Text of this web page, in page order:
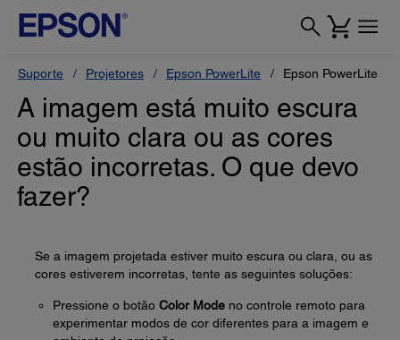
Suporte Projetores Epson PowerLite Epson PowerLite
A imagem está muito escura
ou muito clara ou as cores
estão incorretas. O que devo
fazer?
Se a imagem projetada estiver muito escura ou clara, ou as
cores estiverem incorretas, tente as seguintes soluções:
Pressione o botão Color Mode no controle remoto para
experimentar modos de cor diferentes para a imagem e